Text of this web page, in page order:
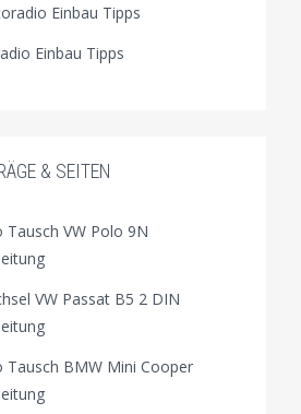
Einbau Tipps
Einbau Tipps
& SEITEN
Tausch VW Polo 9N
VW Passat B5 2 DIN
Tausch BMW Mini Cooper